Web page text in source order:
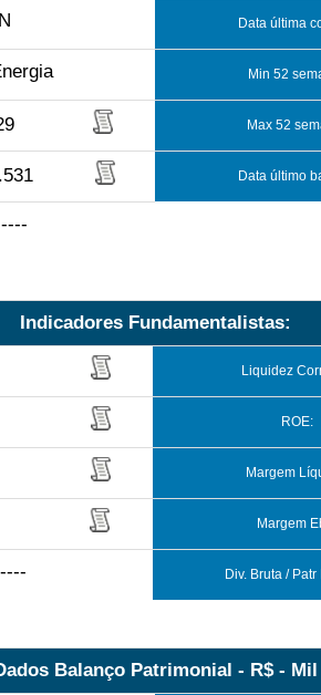
Data última
Min 52
Max 52
Data último
Indicadores Fundamentalistas:
Liquidez
ROE:
Margem
Margem
Div. Bruta /
Balanço Patrimonial - R$ - Mil